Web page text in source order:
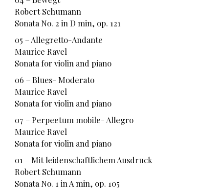
Robert Schumann
Sonata No. 2 in D min, op. 121
05 – Allegretto-Andante
Maurice Ravel
Sonata for violin and piano
06 – Blues- Moderato
Maurice Ravel
Sonata for violin and piano
07 – Perpeetum mobile- Allegro
Maurice Ravel
Sonata for violin and piano
01 – Mit leidenschaftlichem Ausdruck
Robert Schumann
Sonata No. 1 in A min, op. 105